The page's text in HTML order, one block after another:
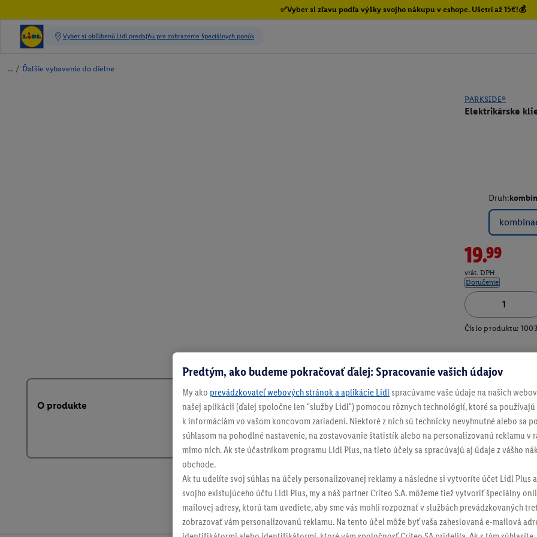
✅Vyber si zľavu podľa výšky svojho nákupu v eshope. Ušetri až 15€!💰
/ Ďalšie vybavenie do dielne
PARKSIDE®
Elektrikárske
Druh:
19.99
vrát. DPH
Doručenie
Číslo produktu:
O produkte
Predtým, ako budeme pokračovať ďalej: Spracovanie vašich údajov
My ako prevádzkovateľ webových stránok a aplikácie Lidl spracúvame vaše údaje na našich
našej aplikácii (ďalej spoločne len "služby Lidl") pomocou rôznych technológií, ktoré sa
k informáciám vo vašom koncovom zariadení. Niektoré z nich sú technicky nevyhnutné alebo sa
súhlasom na pohodlné nastavenie, na zostavovanie štatistík alebo na personalizovanú reklamu v
mimo nich. Ak ste účastníkom programu Lidl Plus, na tieto účely sa spracúvajú aj údaje z vášho
obchode.
Ak tu udelíte svoj súhlas na účely personalizovanej reklamy a následne si vytvoríte účet Lidl Plus
svojho existujúceho účtu Lidl Plus, my a náš partner Criteo S.A. môžeme tiež vytvoriť špeciálny
mailovej adresy, ktorú tam uvediete, aby sme vás mohli rozpoznať v službách prevádzkovaných
zobrazovať vám personalizovanú reklamu. Na tento účel môže byť vaša zaheslovaná e-mailová